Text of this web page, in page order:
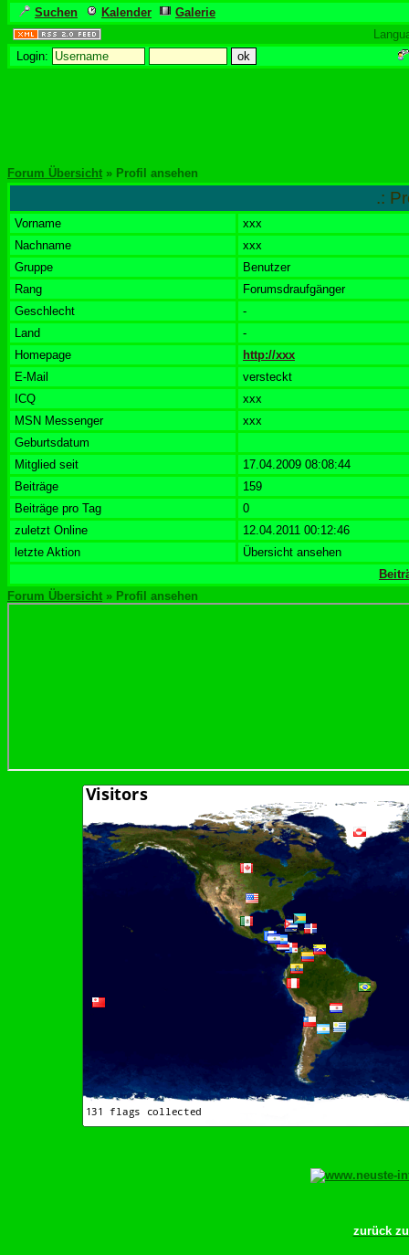
Suchen Kalender
Galerie
Login:
Forum Übersicht » Profil ansehen
.:
Vorname
xxx
Nachname
xxx
Gruppe
Benutzer
Rang
Forumsdraufgänger
Geschlecht
-
Land
-
Homepage
http://xxx
E-Mail
versteckt
ICQ
xxx
MSN Messenger
xxx
Geburtsdatum
Mitglied seit
17.04.2009 08:08:44
Beiträge
159
Beiträge pro Tag
0
zuletzt Online
12.04.2011 00:12:46
letzte Aktion
Übersicht ansehen
Forum Übersicht » Profil ansehen
zurück